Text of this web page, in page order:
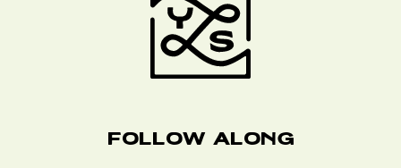
Follow Along